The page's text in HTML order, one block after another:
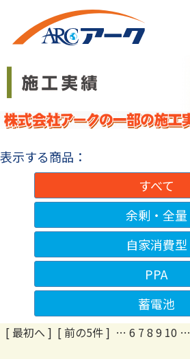
表示する商品：
すべて
余剰・全量
自家消費型
PPA
蓄電池
[ 最初へ ] [ 前の5件 ] … 6 7 8 9 10 …